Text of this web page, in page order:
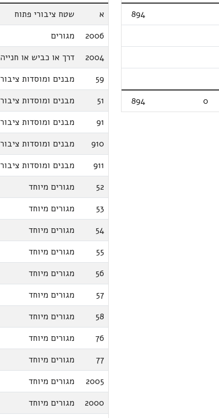
894
0
894
א
שטח ציבורי פתוח
2006
מגורים
2004
דרך או כביש או חנייה
59
מבנים ומוסדות ציבור
51
מבנים ומוסדות ציבור
91
מבנים ומוסדות ציבור
910
מבנים ומוסדות ציבור
911
מבנים ומוסדות ציבור
52
מגורים מיוחד
53
מגורים מיוחד
54
מגורים מיוחד
55
מגורים מיוחד
56
מגורים מיוחד
57
מגורים מיוחד
58
מגורים מיוחד
76
מגורים מיוחד
77
מגורים מיוחד
2005
מגורים מיוחד
2000
מגורים מיוחד